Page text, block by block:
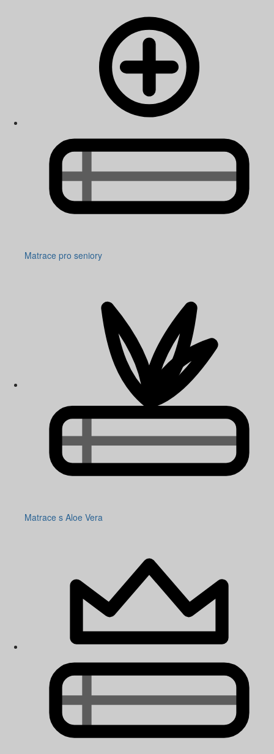
Matrace pro seniory
Matrace s Aloe Vera